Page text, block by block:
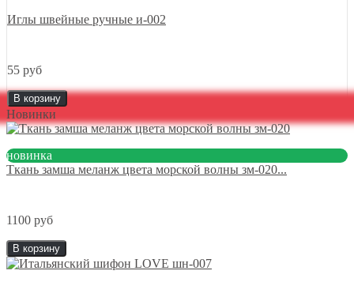
Иглы швейные ручные и-002
55 руб
В корзину
Новинки
новинка
Ткань замша меланж цвета морской волны зм-020...
1100 руб
В корзину